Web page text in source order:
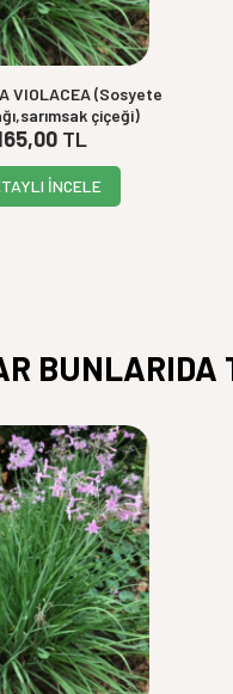
VIOLACEA (Sosyete
çiçeği)
TL
İNCELE
BUNLARIDA